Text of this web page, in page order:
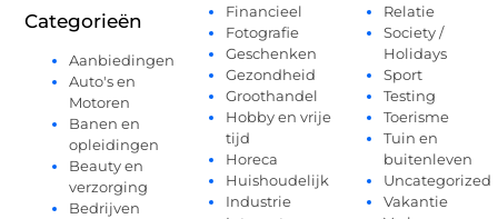
Categorieën
Aanbiedingen
Auto's en
Motoren
Banen en
opleidingen
Beauty en
verzorging
Bedrijven
Financieel
Fotografie
Geschenken
Gezondheid
Groothandel
Hobby en vrije
tijd
Horeca
Huishoudelijk
Industrie
Relatie
Society /
Holidays
Sport
Testing
Toerisme
Tuin en
buitenleven
Uncategorized
Vakantie